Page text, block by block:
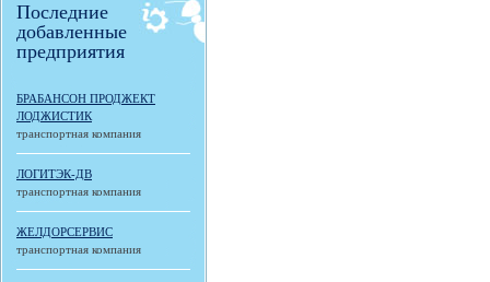
Последние
добавленные
предприятия
БРАБАНСОН ПРОДЖЕКТ
ЛОДЖИСТИК
транспортная компания
ЛОГИТЭК-ДВ
транспортная компания
ЖЕЛДОРСЕРВИС
транспортная компания